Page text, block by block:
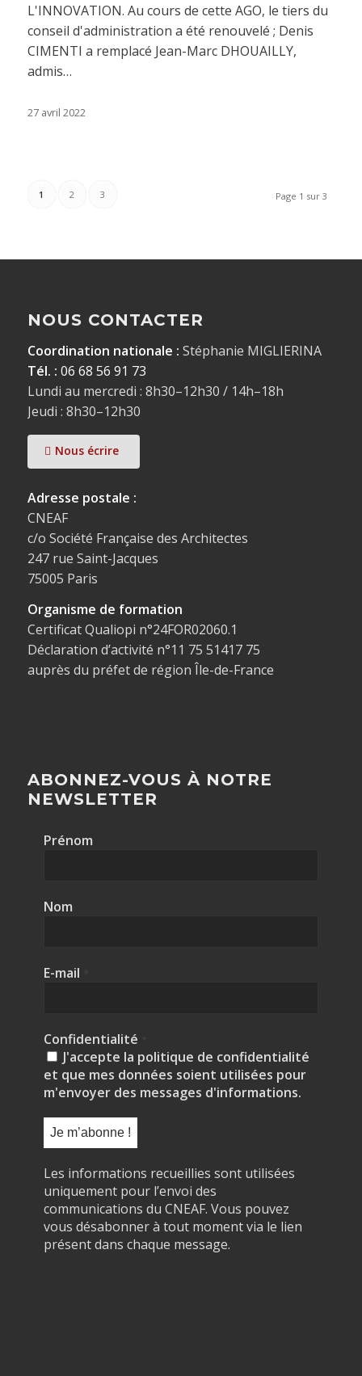
L'INNOVATION. Au cours de cette AGO, le tiers du
conseil d'administration a été renouvelé ; Denis
CIMENTI a remplacé Jean-Marc DHOUAILLY,
admis…
27 avril 2022
Page 1 sur 3
1 2 3
NOUS CONTACTER
Coordination nationale : Stéphanie MIGLIERINA
Tél. : 06 68 56 91 73
Lundi au mercredi : 8h30–12h30 / 14h–18h
Jeudi : 8h30–12h30
Nous écrire
Adresse postale :
CNEAF
c/o Société Française des Architectes
247 rue Saint-Jacques
75005 Paris
Organisme de formation
Certificat Qualiopi n°24FOR02060.1
Déclaration d’activité n°11 75 51417 75
auprès du préfet de région Île-de-France
ABONNEZ-VOUS À NOTRE
NEWSLETTER
Prénom
Nom
E-mail
Confidentialité
J'accepte la politique de confidentialité
et que mes données soient utilisées pour
m'envoyer des messages d'informations.
Les informations recueillies sont utilisées
uniquement pour l’envoi des
communications du CNEAF. Vous pouvez
vous désabonner à tout moment via le lien
présent dans chaque message.